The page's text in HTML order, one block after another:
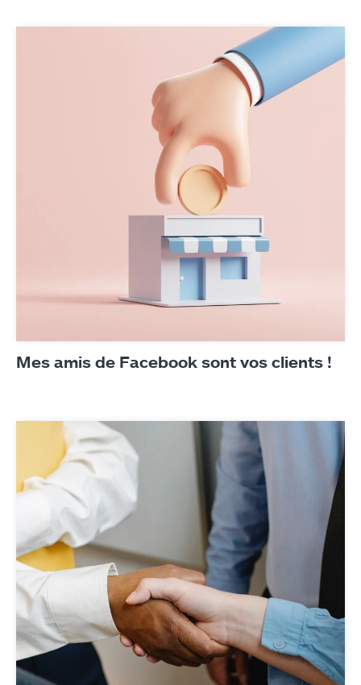
Mes amis de Facebook sont vos clients !